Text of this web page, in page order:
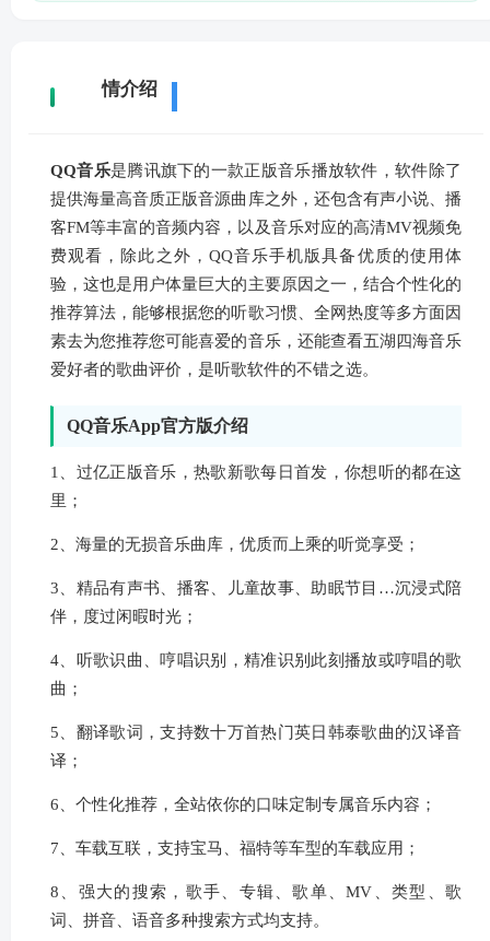
详情介绍
QQ音乐是腾讯旗下的一款正版音乐播放软件，软件除了
提供海量高音质正版音源曲库之外，还包含有声小说、播
客FM等丰富的音频内容，以及音乐对应的高清MV视频免
费观看，除此之外，QQ音乐手机版具备优质的使用体
验，这也是用户体量巨大的主要原因之一，结合个性化的
推荐算法，能够根据您的听歌习惯、全网热度等多方面因
素去为您推荐您可能喜爱的音乐，还能查看五湖四海音乐
爱好者的歌曲评价，是听歌软件的不错之选。
QQ音乐App官方版介绍
1、过亿正版音乐，热歌新歌每日首发，你想听的都在这
里；
2、海量的无损音乐曲库，优质而上乘的听觉享受；
3、精品有声书、播客、儿童故事、助眠节目…沉浸式陪
伴，度过闲暇时光；
4、听歌识曲、哼唱识别，精准识别此刻播放或哼唱的歌
曲；
5、翻译歌词，支持数十万首热门英日韩泰歌曲的汉译音
译；
6、个性化推荐，全站依你的口味定制专属音乐内容；
7、车载互联，支持宝马、福特等车型的车载应用；
8、强大的搜索，歌手、专辑、歌单、MV、类型、歌
词、拼音、语音多种搜索方式均支持。